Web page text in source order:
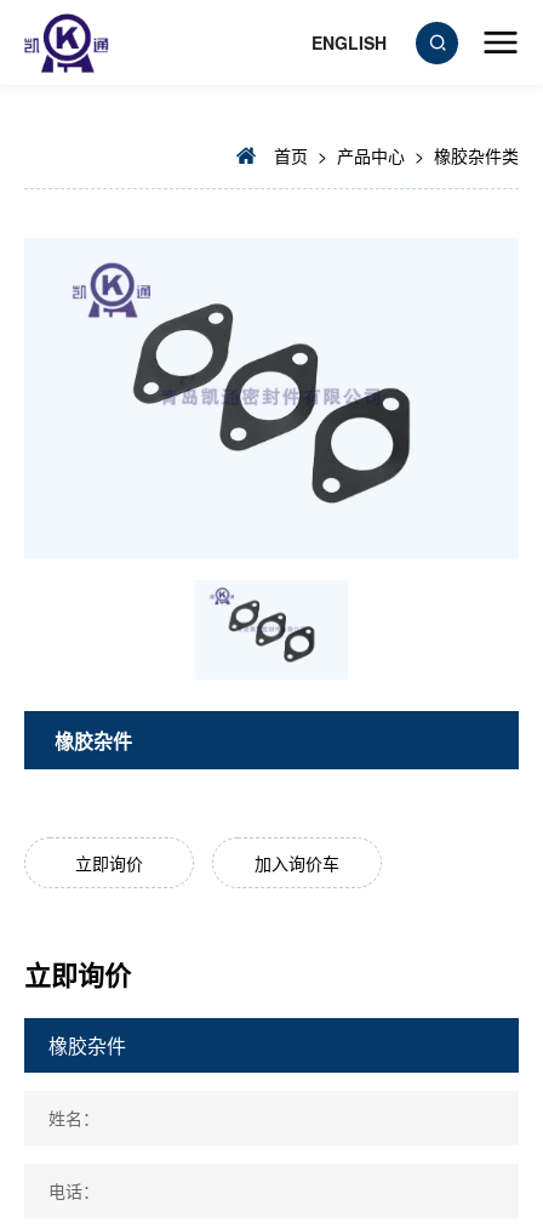
ENGLISH
首页 > 产品中心 > 橡胶杂件类
橡胶杂件
立即询价 加入询价车
立即询价
姓名：
电话：